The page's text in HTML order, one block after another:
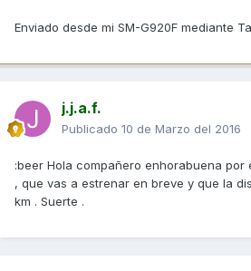
Enviado desde mi SM-G920F mediante
j.j.a.f.
Publicado 10 de Marzo del 2016
:beer Hola compañero enhorabuena por
, que vas a estrenar en breve y que la
km . Suerte .